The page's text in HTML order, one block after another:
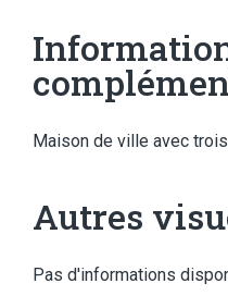
Maison de ville avec
Autres
Pas d'informations